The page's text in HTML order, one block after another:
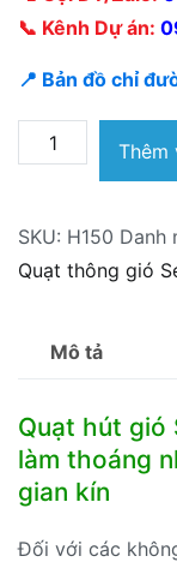
📞 Kênh Dự án:
📍 Bản đồ chỉ
Quạt
hút
Senko
H150
Thêm
SKU: H150 Danh
Quạt thông gió
Mô tả
Quạt hút gió
làm thoáng
gian kín
Đối với các